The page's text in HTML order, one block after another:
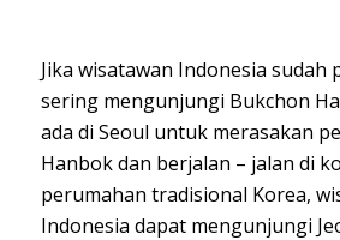
Jika wisatawan Indonesia sudah
sering mengunjungi Bukchon
ada di Seoul untuk merasakan
Hanbok dan berjalan – jalan di
perumahan tradisional Korea,
Indonesia dapat mengunjungi